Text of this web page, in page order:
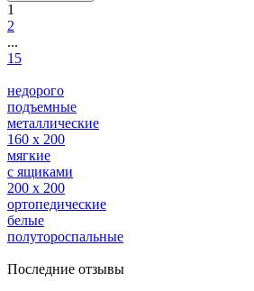
1
2
...
15
недорого
подъемные
металлические
160 х 200
мягкие
с ящиками
200 х 200
ортопедические
белые
полутороспальные
Последние отзывы